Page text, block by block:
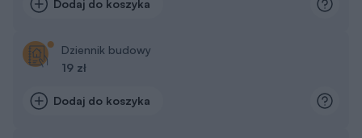
Dodaj do koszyka
Dziennik budowy
19 zł
Dodaj do koszyka